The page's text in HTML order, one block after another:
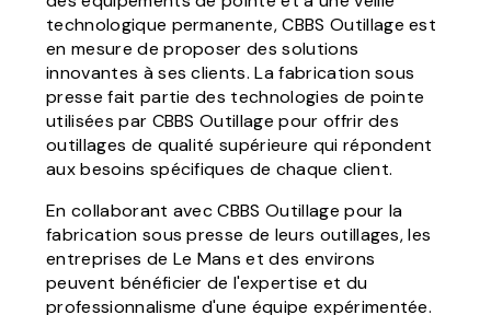
technologique permanente, CBBS Outillage est
en mesure de proposer des solutions
innovantes à ses clients. La fabrication sous
presse fait partie des technologies de pointe
utilisées par CBBS Outillage pour offrir des
outillages de qualité supérieure qui répondent
aux besoins spécifiques de chaque client.
En collaborant avec CBBS Outillage pour la
fabrication sous presse de leurs outillages, les
entreprises de Le Mans et des environs
peuvent bénéficier de l'expertise et du
professionnalisme d'une équipe expérimentée.